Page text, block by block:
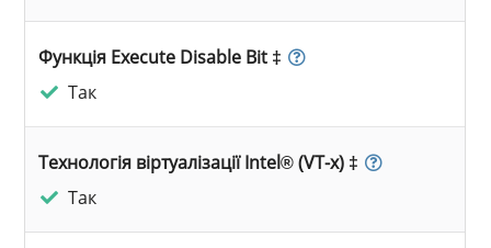
Функція Execute Disable Bit ‡
Так
Технологія віртуалізації Intel® (VT-x) ‡
Так